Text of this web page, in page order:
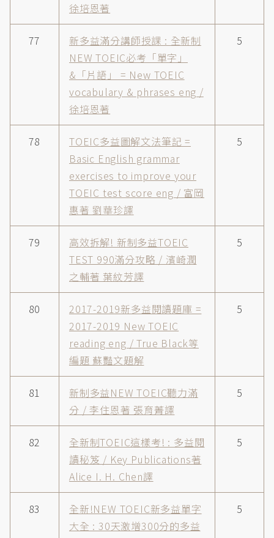
徐培恩著
77
新多益滿分講師授課 : 全新制
NEW TOEIC必考「單字」
&「片語」 = New TOEIC
vocabulary & phrases eng /
徐培恩著
5
78
TOEIC多益圖解文法筆記 =
Basic English grammar
exercises to improve your
TOEIC test score eng / 富岡
惠著 劉華珍譯
5
79
高效拆解! 新制多益TOEIC
TEST 990滿分攻略 / 濱崎潤
之輔著 葉紋芳譯
5
80
2017-2019新多益閱讀題庫 =
2017-2019 New TOEIC
reading eng / True Black等
編題 蘇豔文題解
5
81
新制多益NEW TOEIC聽力滿
分 / 李住恩著 張育菁譯
5
82
全新制TOEIC這樣考! : 多益閱
讀秘笈 / Key Publications著
Alice I. H. Chen譯
5
83
全新!NEW TOEIC新多益單字
大全 : 30天激增300分的多益
5